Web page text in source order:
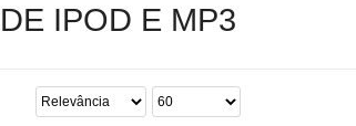
IPOD E MP3